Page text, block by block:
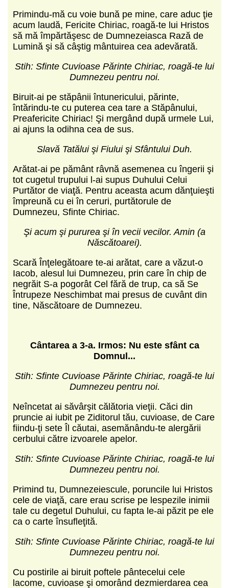
Primindu-mă cu voie bună pe mine, care aduc ţie
acum laudă, Fericite Chiriac, roagă-te lui Hristos
să mă împărtăşesc de Dumnezeiasca Rază de
Lumină şi să câştig mântuirea cea adevărată.
Stih: Sfinte Cuvioase Părinte Chiriac, roagă-te lui
Dumnezeu pentru noi.
Biruit-ai pe stăpânii întunericului, părinte,
întărindu-te cu puterea cea tare a Stăpânului,
Preafericite Chiriac! Şi mergând după urmele Lui,
ai ajuns la odihna cea de sus.
Slavă Tatălui şi Fiului şi Sfântului Duh.
Arătat-ai pe pământ râvnă asemenea cu îngerii şi
tot cugetul trupului l-ai supus Duhului Celui
Purtător de viaţă. Pentru aceasta acum dănţuieşti
împreună cu ei în ceruri, purtătorule de
Dumnezeu, Sfinte Chiriac.
Şi acum şi pururea şi în vecii vecilor. Amin (a
Născătoarei).
Scară Înţelegătoare te-ai arătat, care a văzut-o
Iacob, alesul lui Dumnezeu, prin care în chip de
negrăit S-a pogorât Cel fără de trup, ca să Se
Întrupeze Neschimbat mai presus de cuvânt din
tine, Născătoare de Dumnezeu.
Cântarea a 3-a. Irmos: Nu este sfânt ca
Domnul...
Stih: Sfinte Cuvioase Părinte Chiriac, roagă-te lui
Dumnezeu pentru noi.
Neîncetat ai săvârşit călătoria vieţii. Căci din
pruncie ai iubit pe Ziditorul tău, cuvioase, de Care
fiindu-ţi sete Îl căutai, asemănându-te alergării
cerbului către izvoarele apelor.
Stih: Sfinte Cuvioase Părinte Chiriac, roagă-te lui
Dumnezeu pentru noi.
Primind tu, Dumnezeiescule, poruncile lui Hristos
cele de viaţă, care erau scrise pe lespezile inimii
tale cu degetul Duhului, cu fapta le-ai păzit pe ele
ca o carte însufleţită.
Stih: Sfinte Cuvioase Părinte Chiriac, roagă-te lui
Dumnezeu pentru noi.
Cu postirile ai biruit poftele pântecelui cele
lacome, cuvioase şi omorând dezmierdarea cea